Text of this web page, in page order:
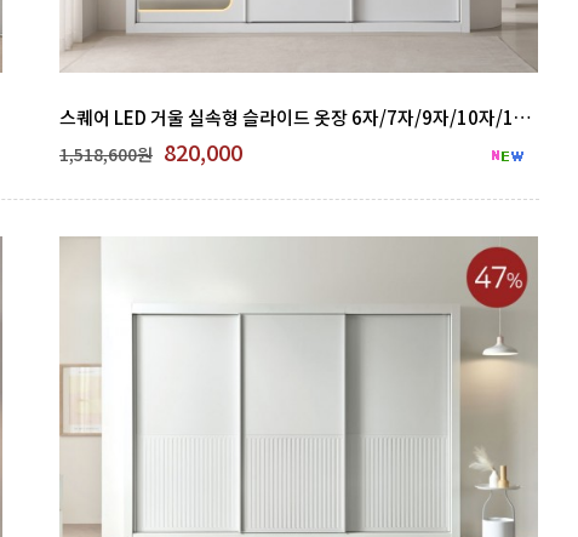
스퀘어 LED 거울 실속형 슬라이드 옷장 6자/7자/9자/10자/12자 GNB 500-04
1,518,600원 820,000